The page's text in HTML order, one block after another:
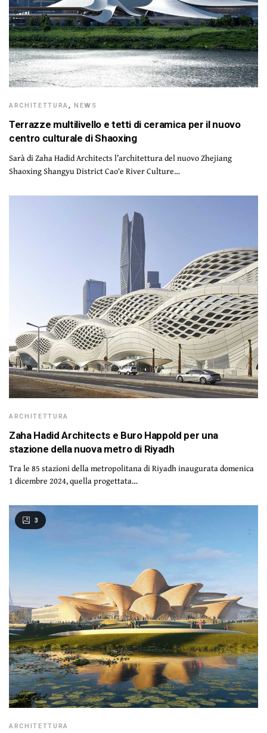
ARCHITETTURA, NEWS
Terrazze multilivello e tetti di ceramica per il nuovo
centro culturale di Shaoxing
Sarà di Zaha Hadid Architects l’architettura del nuovo Zhejiang
Shaoxing Shangyu District Cao‘e River Culture…
ARCHITETTURA
Zaha Hadid Architects e Buro Happold per una
stazione della nuova metro di Riyadh
Tra le 85 stazioni della metropolitana di Riyadh inaugurata domenica
1 dicembre 2024, quella progettata…
3
ARCHITETTURA